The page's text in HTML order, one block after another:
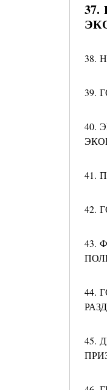
38.
39.
40.
41.
42.
43.
44.
45.